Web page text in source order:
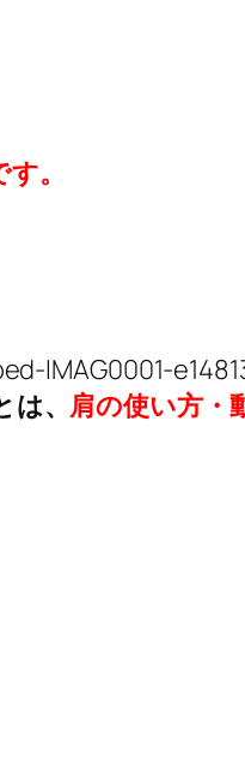
。
は、肩の使い方・